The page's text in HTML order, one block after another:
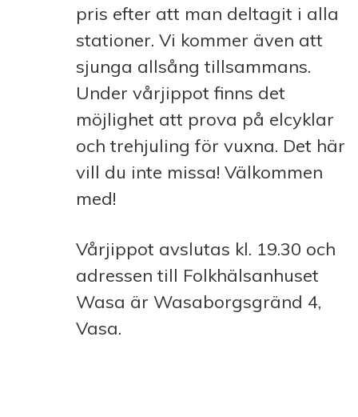
pris efter att man deltagit i alla
stationer. Vi kommer även att
sjunga allsång tillsammans.
Under vårjippot finns det
möjlighet att prova på elcyklar
och trehjuling för vuxna. Det här
vill du inte missa! Välkommen
med!
Vårjippot avslutas kl. 19.30 och
adressen till Folkhälsanhuset
Wasa är Wasaborgsgränd 4,
Vasa.